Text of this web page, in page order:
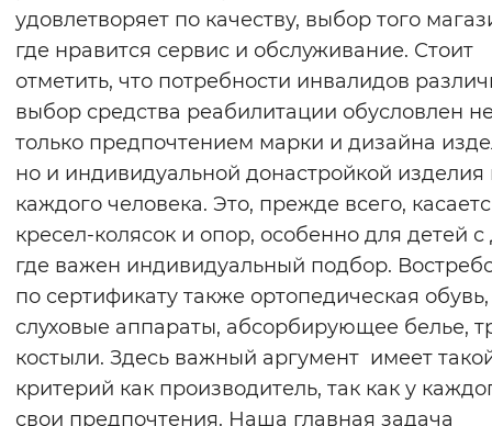
удовлетворяет по качеству, выбор того
где нравится сервис и обслуживание. Стоит
отметить, что потребности инвалидов
выбор средства реабилитации обусловлен
только предпочтением марки и дизайна
но и индивидуальной донастройкой изделия
каждого человека. Это, прежде всего,
кресел-колясок и опор, особенно для детей
где важен индивидуальный подбор.
по сертификату также ортопедическая обувь,
слуховые аппараты, абсорбирующее белье,
костыли. Здесь важный аргумент имеет
критерий как производитель, так как у
свои предпочтения. Наша главная задача